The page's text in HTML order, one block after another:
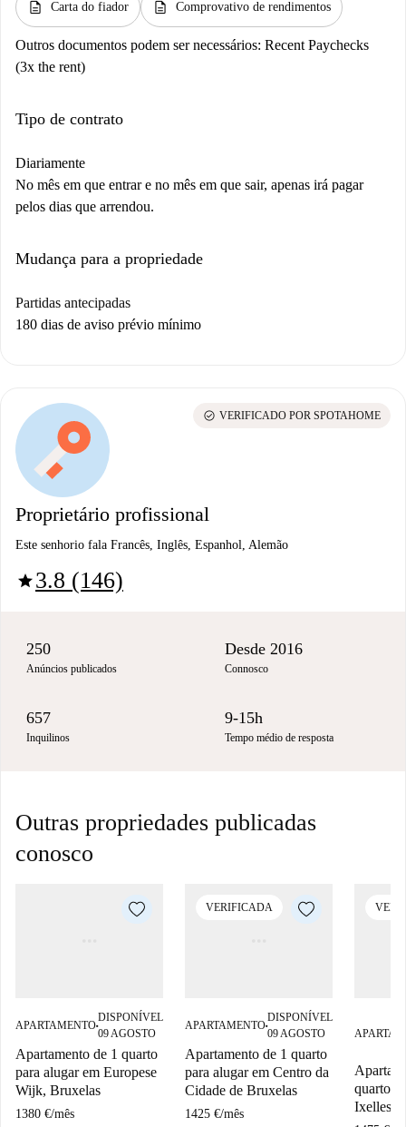
description Carta do fiador description Comprovativo de rendimentos
Outros documentos podem ser necessários: Recent Paychecks
(3x the rent)
Tipo de contrato
Diariamente
No mês em que entrar e no mês em que sair, apenas irá pagar
pelos dias que arrendou.
Mudança para a propriedade
Partidas antecipadas
180 dias de aviso prévio mínimo
Proprietário profissional
Este senhorio fala Francês, Inglês, Espanhol, Alemão
star3.8 (146)
check_circle VERIFICADO POR SPOTAHOME
250
Anúncios publicados
Desde 2016
Connosco
657
Inquilinos
9-15h
Tempo médio de resposta
Outras propriedades publicadas
conosco
APARTAMENTO■
DISPONÍVEL
09 AGOSTO
Apartamento de 1 quarto
para alugar em Europese
Wijk, Bruxelas
1380 €/mês
VERIFICADA
APARTAMENTO■
DISPONÍVEL
09 AGOSTO
Apartamento de 1 quarto
para alugar em Centro da
Cidade de Bruxelas
1425 €/mês
quarto
Ixelles,